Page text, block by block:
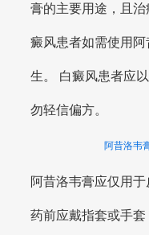
膏的主要用途，且
癜风患者如需使用
生。 白癜风患者应
勿轻信偏方。
阿昔洛韦
阿昔洛韦膏应仅用
药前应戴指套或手